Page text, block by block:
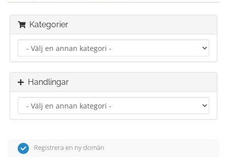
Kategorier
Handlingar
Registrera en ny domän